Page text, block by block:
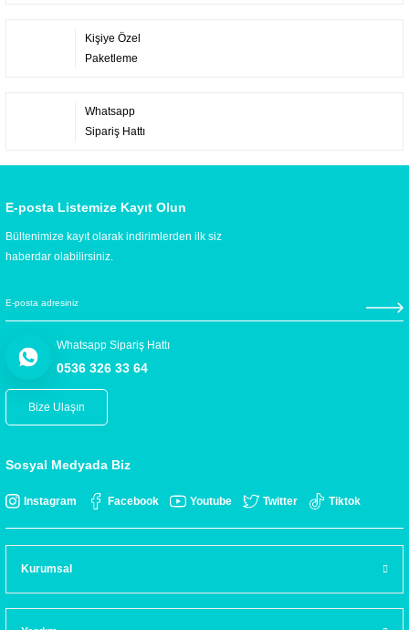
Kişiye Özel
Paketleme
Whatsapp
Sipariş Hattı
E-posta Listemize Kayıt Olun
Bültenimize kayıt olarak indirimlerden ilk siz
haberdar olabilirsiniz.
Whatsapp Sipariş Hattı
0536 326 33 64
Bize Ulaşın
Sosyal Medyada Biz
Instagram Facebook Youtube Twitter Tiktok
Kurumsal